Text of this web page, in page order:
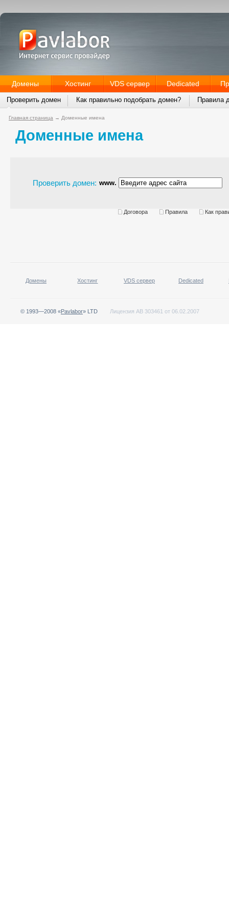
Домены Хостинг VDS сервер Dedicated
Проверить домен Как правильно подобрать домен? Правила
Главная страница → Доменные имена
Доменные имена
Проверить домен: www.
Договора Правила Как
Домены Хостинг VDS сервер Dedicated
© 1993—2008 «Pavlabor» LTD Лицензия АВ 303461 от 06.02.2007